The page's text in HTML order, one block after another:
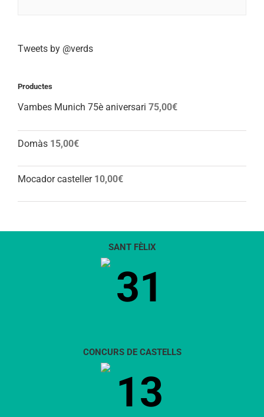
Tweets by @verds
Productes
Vambes Munich 75è aniversari 75,00€
Domàs 15,00€
Mocador casteller 10,00€
SANT FÈLIX
31
CONCURS DE CASTELLS
13